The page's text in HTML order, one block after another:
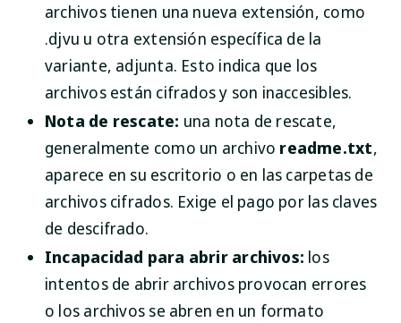
archivos tienen una nueva extensión, como
.djvu u otra extensión específica de la
variante, adjunta. Esto indica que los
archivos están cifrados y son inaccesibles.
Nota de rescate: una nota de rescate,
generalmente como un archivo readme.txt,
aparece en su escritorio o en las carpetas de
archivos cifrados. Exige el pago por las claves
de descifrado.
Incapacidad para abrir archivos: los
intentos de abrir archivos provocan errores
o los archivos se abren en un formato